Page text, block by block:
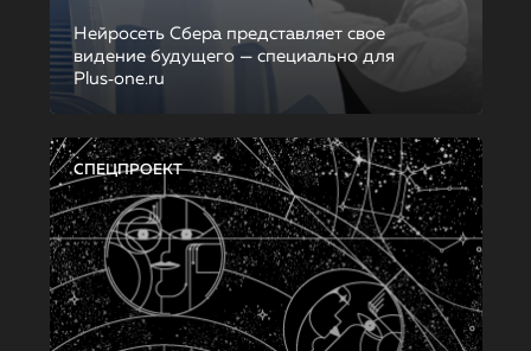
Нейросеть Сбера представляет свое
видение будущего — специально для
Plus‑one.ru
СПЕЦПРОЕКТ